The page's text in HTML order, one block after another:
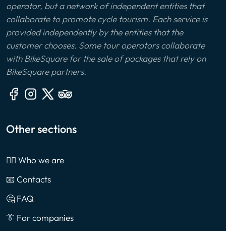
operator, but a network of independent entities that
collaborate to promote cycle tourism. Each service is
provided independently by the entities that the
customer chooses. Some tour operators collaborate
with BikeSquare for the sale of packages that rely on
BikeSquare partners.
Other sections
🙎‍♂️ Who we are
📧 Contacts
🤔 FAQ
👔 For companies